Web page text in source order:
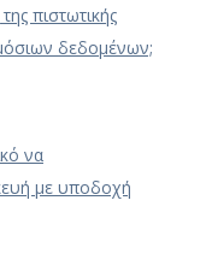
πιστωτικής
δεδομένων;
να
με υποδοχή